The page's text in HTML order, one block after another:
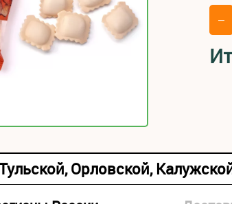
–
Орловской,